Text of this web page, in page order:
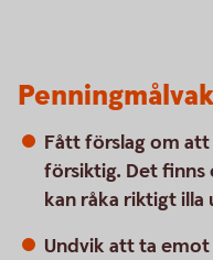
Fått förslag om att
försiktig. Det finns
kan råka riktigt illa
Undvik att ta